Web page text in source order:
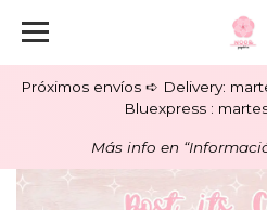
Próximos envíos ➪ Delivery:
Bluexpress :
Más info en